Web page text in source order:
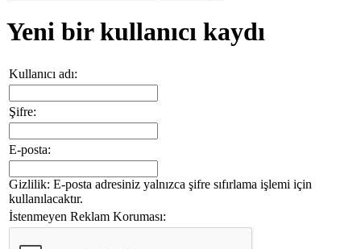
Yeni bir kullanıcı kaydı
Kullanıcı adı:
Şifre:
E-posta:
Gizlilik: E-posta adresiniz yalnızca şifre sıfırlama işlemi için
kullanılacaktır.
İstenmeyen Reklam Koruması: